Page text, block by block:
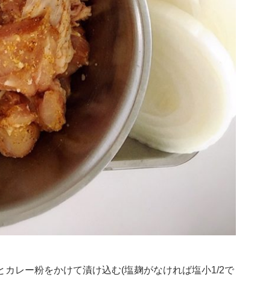
レー粉をかけて漬け込む(塩麹がなければ塩小1/2で